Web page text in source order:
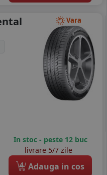
Vara
In stoc - peste 12 buc
livrare 5/7 zile
4 Adauga in cos